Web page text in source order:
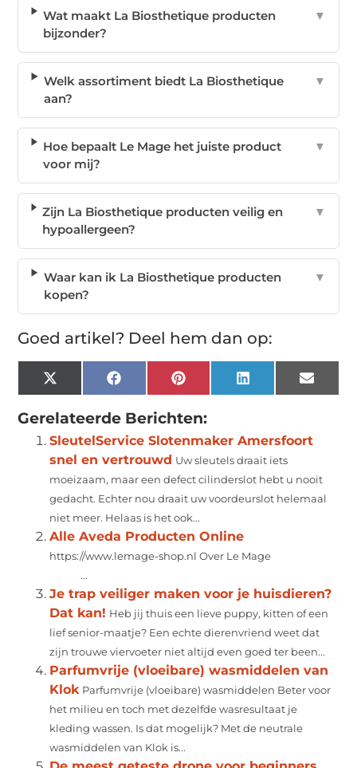
Wat maakt La Biosthetique producten
bijzonder?
▼
Welk assortiment biedt La Biosthetique
aan?
▼
Hoe bepaalt Le Mage het juiste product
voor mij?
▼
Zijn La Biosthetique producten veilig en
hypoallergeen?
▼
Waar kan ik La Biosthetique producten
kopen?
▼
Goed artikel? Deel hem dan op:
X
(Twitter)
Facebook Pinterest LinkedIn Email
Gerelateerde Berichten:
SleutelService Slotenmaker Amersfoort
snel en vertrouwd Uw sleutels draait iets
moeizaam, maar een defect cilinderslot hebt u nooit
gedacht. Echter nou draait uw voordeurslot helemaal
niet meer. Helaas is het ook...
Alle Aveda Producten Online
https://www.lemage-shop.nl Over Le Mage
...
Je trap veiliger maken voor je huisdieren?
Dat kan! Heb jij thuis een lieve puppy, kitten of een
lief senior-maatje? Een echte dierenvriend weet dat
zijn trouwe viervoeter niet altijd even goed ter been...
Parfumvrije (vloeibare) wasmiddelen van
Klok Parfumvrije (vloeibare) wasmiddelen Beter voor
het milieu en toch met dezelfde wasresultaat je
kleding wassen. Is dat mogelijk? Met de neutrale
wasmiddelen van Klok is...